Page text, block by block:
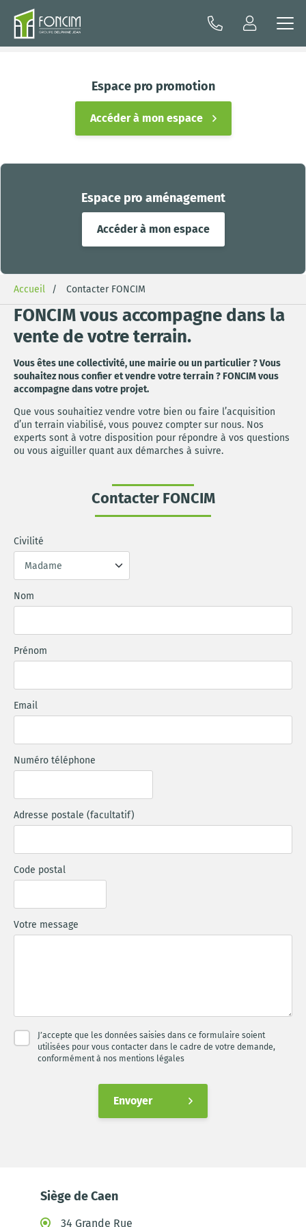
Espace pro aménagement
Accéder à mon espace
Espace pro promotion
Accéder à mon espace
Accueil Contacter FONCIM
FONCIM vous accompagne dans la
vente de votre terrain.
Vous êtes une collectivité, une mairie ou un particulier ? Vous
souhaitez nous confier et vendre votre terrain ? FONCIM vous
accompagne dans votre projet.
Que vous souhaitiez vendre votre bien ou faire l’acquisition
d’un terrain viabilisé, vous pouvez compter sur nous. Nos
experts sont à votre disposition pour répondre à vos questions
ou vous aiguiller quant aux démarches à suivre.
Contacter FONCIM
Civilité
Nom
Prénom
Email
Numéro téléphone
Adresse postale (facultatif)
Code postal
Votre message
J’accepte que les données saisies dans ce formulaire soient
utilisées pour vous contacter dans le cadre de votre demande,
conformément à nos mentions légales
Envoyer
Siège de Caen
34 Grande Rue